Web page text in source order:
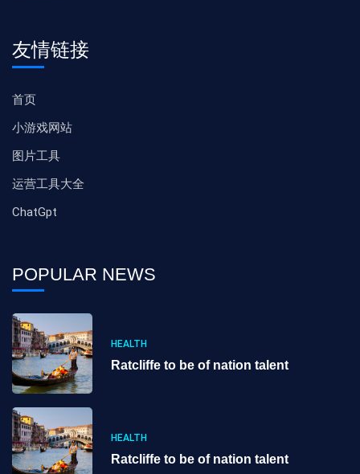
友情链接
首页
小游戏网站
图片工具
运营工具大全
ChatGpt
POPULAR NEWS
HEALTH
Ratcliffe to be of nation talent
HEALTH
Ratcliffe to be of nation talent